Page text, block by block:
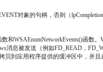
对象的句柄，否则（
WSAEnumNetworkEvents()函数
消息被发送（例如FD_READ，
到应用程序提供的缓冲区中，并